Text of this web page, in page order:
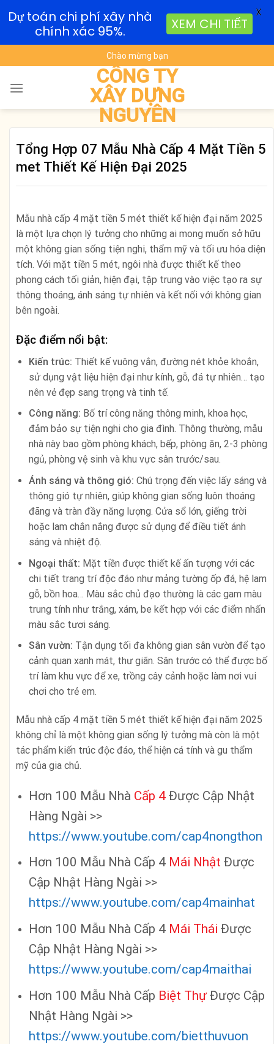
to
content
Chào mừng bạn
CÔNG TY
XÂY DỰNG
NGUYÊN
Tổng Hợp 07 Mẫu Nhà Cấp 4 Mặt Tiền 5
met Thiết Kế Hiện Đại 2025
Mẫu nhà cấp 4 mặt tiền 5 mét thiết kế hiện đại năm 2025
là một lựa chọn lý tưởng cho những ai mong muốn sở hữu
một không gian sống tiện nghi, thẩm mỹ và tối ưu hóa diện
tích. Với mặt tiền 5 mét, ngôi nhà được thiết kế theo
phong cách tối giản, hiện đại, tập trung vào việc tạo ra sự
thông thoáng, ánh sáng tự nhiên và kết nối với không gian
bên ngoài.
Đặc điểm nổi bật:
Kiến trúc: Thiết kế vuông vắn, đường nét khỏe khoắn,
sử dụng vật liệu hiện đại như kính, gỗ, đá tự nhiên… tạo
nên vẻ đẹp sang trọng và tinh tế.
Công năng: Bố trí công năng thông minh, khoa học,
đảm bảo sự tiện nghi cho gia đình. Thông thường, mẫu
nhà này bao gồm phòng khách, bếp, phòng ăn, 2-3 phòng
ngủ, phòng vệ sinh và khu vực sân trước/sau.
Ánh sáng và thông gió: Chú trọng đến việc lấy sáng và
thông gió tự nhiên, giúp không gian sống luôn thoáng
đãng và tràn đầy năng lượng. Cửa sổ lớn, giếng trời
hoặc lam chắn nắng được sử dụng để điều tiết ánh
sáng và nhiệt độ.
Ngoại thất: Mặt tiền được thiết kế ấn tượng với các
chi tiết trang trí độc đáo như mảng tường ốp đá, hệ lam
gỗ, bồn hoa… Màu sắc chủ đạo thường là các gam màu
trung tính như trắng, xám, be kết hợp với các điểm nhấn
màu sắc tươi sáng.
Sân vườn: Tận dụng tối đa không gian sân vườn để tạo
cảnh quan xanh mát, thư giãn. Sân trước có thể được bố
trí làm khu vực để xe, trồng cây cảnh hoặc làm nơi vui
chơi cho trẻ em.
Mẫu nhà cấp 4 mặt tiền 5 mét thiết kế hiện đại năm 2025
không chỉ là một không gian sống lý tưởng mà còn là một
tác phẩm kiến trúc độc đáo, thể hiện cá tính và gu thẩm
mỹ của gia chủ.
Hơn 100 Mẫu Nhà Cấp 4Được Cập Nhật
Hàng Ngài >>
https://www.youtube.com/cap4nongthon
Hơn 100 Mẫu Nhà Cấp 4 Mái Nhật Được
Cập Nhật Hàng Ngài >>
https://www.youtube.com/cap4mainhat
Hơn 100 Mẫu Nhà Cấp 4 Mái Thái Được
Cập Nhật Hàng Ngài >>
https://www.youtube.com/cap4maithai
Hơn 100 Mẫu Nhà Cấp Biệt ThựĐược Cập
Nhật Hàng Ngài >>
https://www.youtube.com/bietthuvuon
Dự toán chi phí xây nhà
chính xác 95%.
XEM CHI TIẾT
X